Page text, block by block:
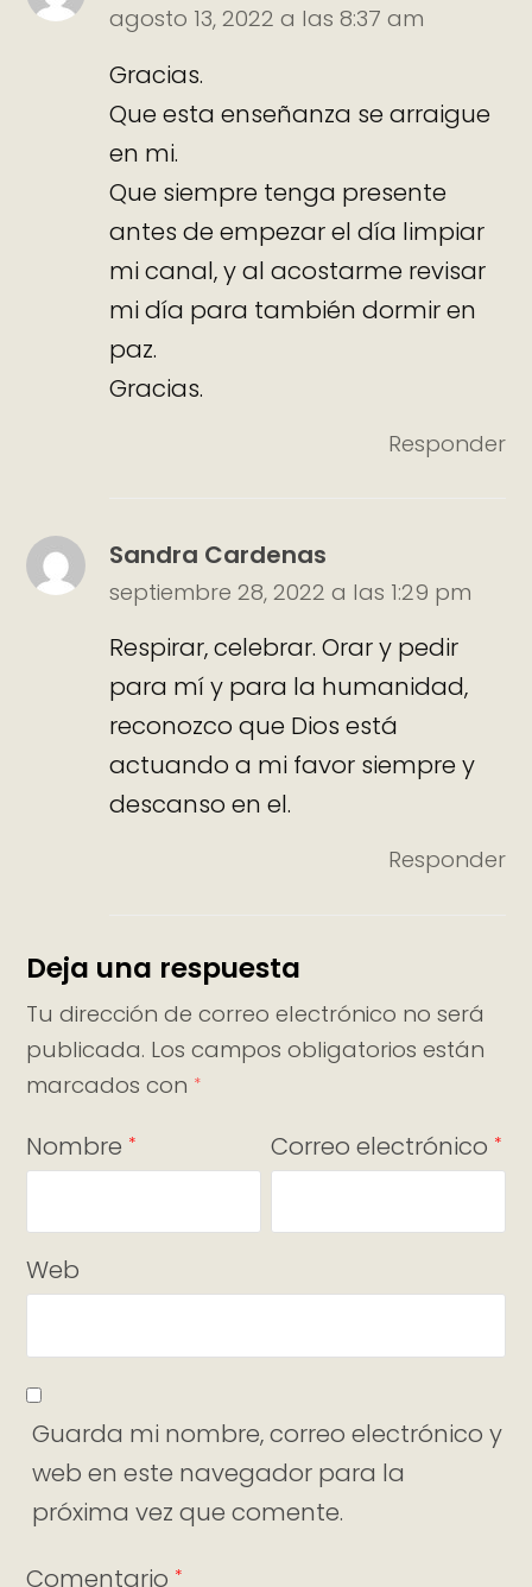
agosto 13, 2022 a las 8:37 am
Gracias.
Que esta enseñanza se arraigue
en mi.
Que siempre tenga presente
antes de empezar el día limpiar
mi canal, y al acostarme revisar
mi día para también dormir en
paz.
Gracias.
Responder
Sandra Cardenas
septiembre 28, 2022 a las 1:29 pm
Respirar, celebrar. Orar y pedir
para mí y para la humanidad,
reconozco que Dios está
actuando a mi favor siempre y
descanso en el.
Responder
Deja una respuesta
Tu dirección de correo electrónico no será
publicada. Los campos obligatorios están
marcados con *
Nombre * Correo electrónico *
Web
Guarda mi nombre, correo electrónico y
web en este navegador para la
próxima vez que comente.
Comentario *